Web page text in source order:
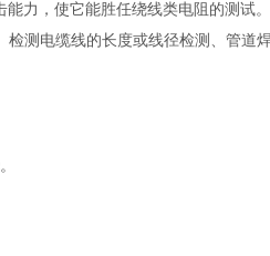
力，使它能胜任绕线类电阻的测试。
测电缆线的长度或线径检测、管道